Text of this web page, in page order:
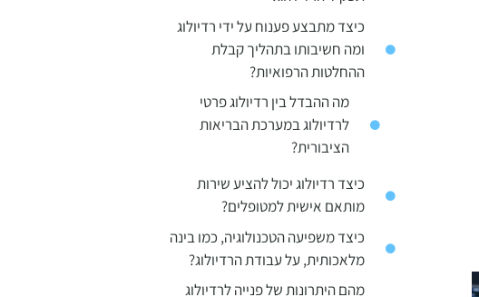
כיצד מתבצע פענוח על ידי רדיולוג
ומה חשיבותו בתהליך קבלת
ההחלטות הרפואיות?
מה ההבדל בין רדיולוג פרטי
לרדיולוג במערכת הבריאות
הציבורית?
כיצד רדיולוג יכול להציע שירות
מותאם אישית למטופלים?
כיצד משפיעה הטכנולוגיה, כמו בינה
מלאכותית, על עבודת הרדיולוג?
מהם היתרונות של פנייה לרדיולוג